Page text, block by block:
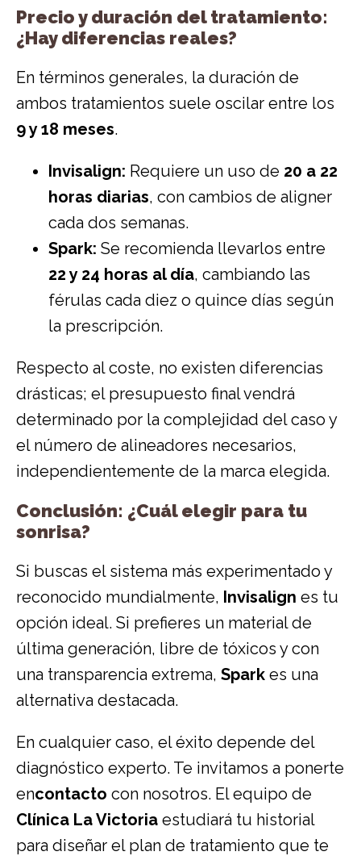
Precio y duración del tratamiento:
¿Hay diferencias reales?
En términos generales, la duración de
ambos tratamientos suele oscilar entre los
9 y 18 meses.
Invisalign: Requiere un uso de 20 a 22
horas diarias, con cambios de aligner
cada dos semanas.
Spark: Se recomienda llevarlos entre
22 y 24 horas al día, cambiando las
férulas cada diez o quince días según
la prescripción.
Respecto al coste, no existen diferencias
drásticas; el presupuesto final vendrá
determinado por la complejidad del caso y
el número de alineadores necesarios,
independientemente de la marca elegida.
Conclusión: ¿Cuál elegir para tu
sonrisa?
Si buscas el sistema más experimentado y
reconocido mundialmente, Invisalign es tu
opción ideal. Si prefieres un material de
última generación, libre de tóxicos y con
una transparencia extrema, Spark es una
alternativa destacada.
En cualquier caso, el éxito depende del
diagnóstico experto. Te invitamos a ponerte
encontacto con nosotros. El equipo de
Clínica La Victoria estudiará tu historial
para diseñar el plan de tratamiento que te